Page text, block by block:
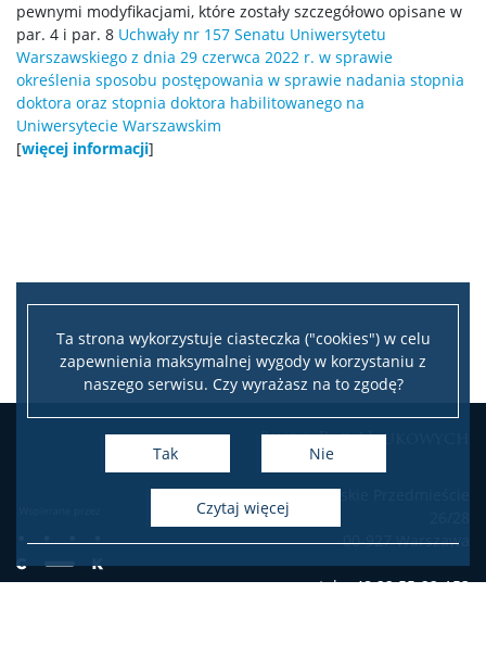
Ta strona wykorzystuje ciasteczka ("cookies") w celu
zapewnienia maksymalnej wygody w korzystaniu z
naszego serwisu. Czy wyrażasz na to zgodę?
Tak Nie
czytaj więcej
Nauki Socjologiczne
Pedagogika
Dyscypliny ścisłe i przyrodnicze
Astronomia
Informatyka
Nauki Biologiczne
pewnymi modyfikacjami, które zostały szczegółowo opisane w
par. 4 i par. 8 Uchwały nr 157 Senatu Uniwersytetu
Warszawskiego z dnia 29 czerwca 2022 r. w sprawie
określenia sposobu postępowania w sprawie nadania stopnia
doktora oraz stopnia doktora habilitowanego na
Uniwersytecie Warszawskim
[więcej informacji]
Biuro Rad Naukowych
ul. Krakowskie Przedmieście
00-927 Warszawa
tel. +48 22 55-22-153